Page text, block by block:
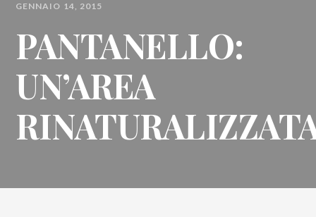
GENNAIO 14, 2015
PANTANELLO:
UN’AREA